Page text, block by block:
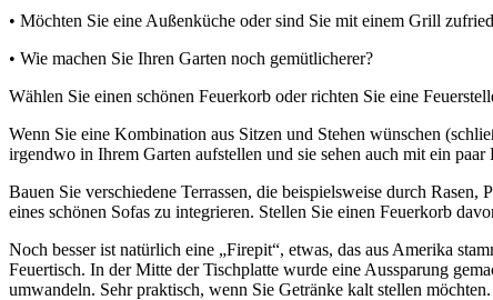
• Möchten Sie eine Außenküche oder sind Sie mit einem Grill
• Wie machen Sie Ihren Garten noch gemütlicherer?
Wählen Sie einen schönen Feuerkorb oder richten Sie eine
Wenn Sie eine Kombination aus Sitzen und Stehen wünschen
irgendwo in Ihrem Garten aufstellen und sie sehen auch mit ein paar
Bauen Sie verschiedene Terrassen, die beispielsweise durch
eines schönen Sofas zu integrieren. Stellen Sie einen Feuerkorb
Noch besser ist natürlich eine „Firepit“, etwas, das aus Amerika
Feuertisch. In der Mitte der Tischplatte wurde eine Aussparung
umwandeln. Sehr praktisch, wenn Sie Getränke kalt stellen möchten.